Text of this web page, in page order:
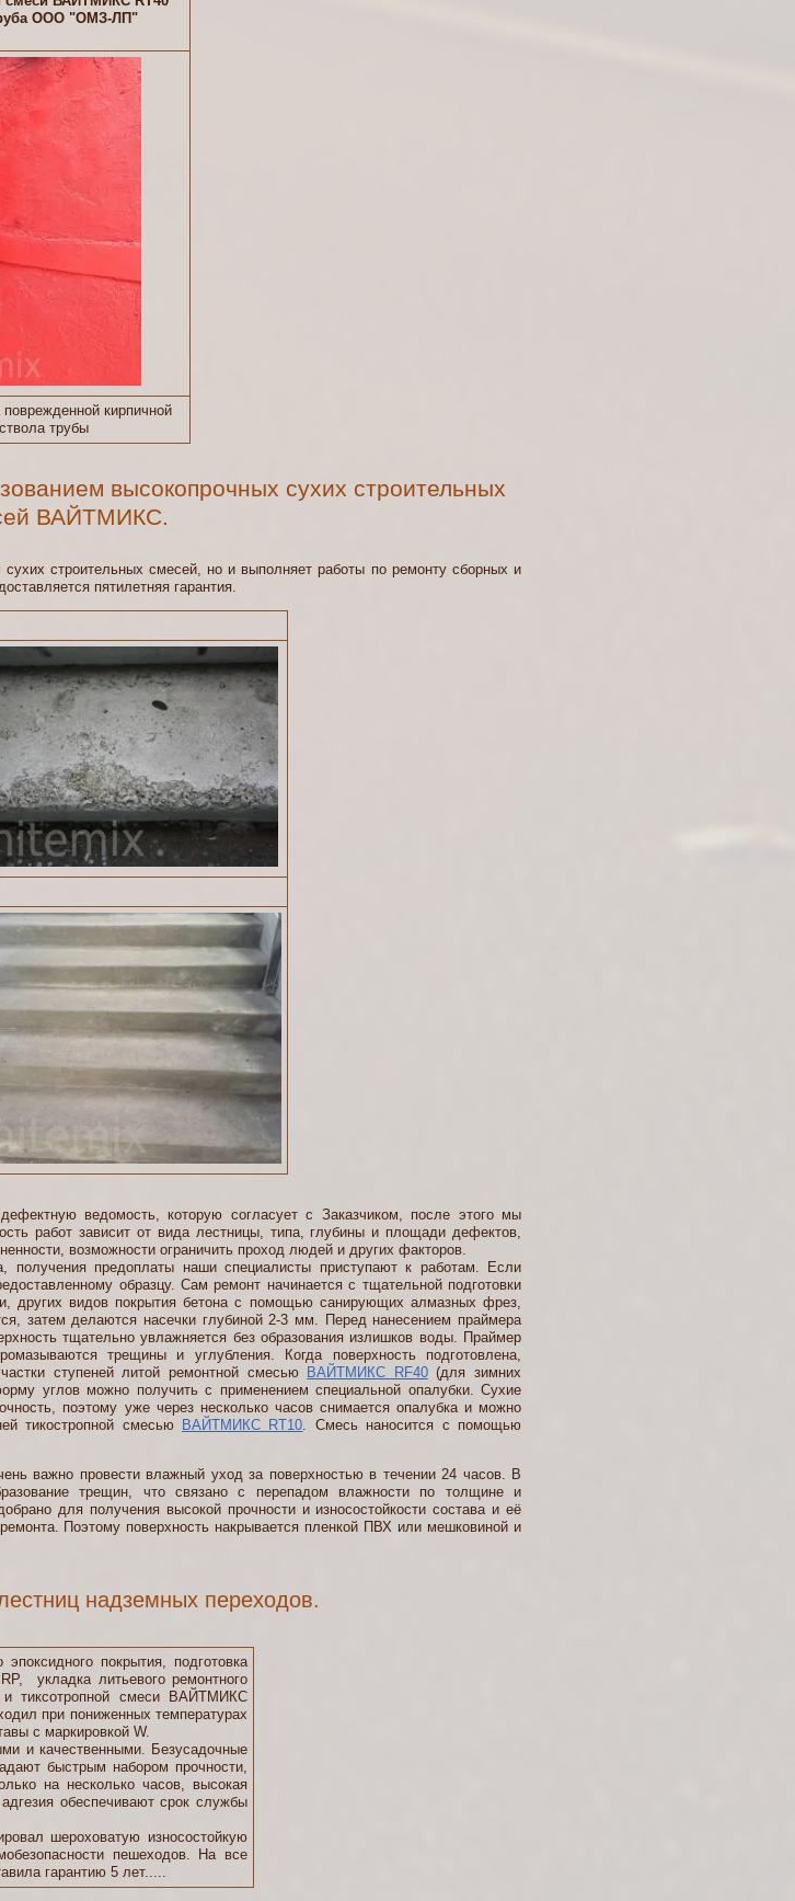
ООО "ОМЗ-ЛП"
кирпичной
трубы
высокопрочных сухих строительных
ВАЙТМИКС.
строительных смесей, но и выполняет работы по ремонту сборных и
пятилетняя гарантия.
ведомость, которую согласует с Заказчиком, после этого мы
работ зависит от вида лестницы, типа, глубины и площади дефектов,
возможности ограничить проход людей и других факторов.
предоплаты наши специалисты приступают к работам. Если
образцу. Сам ремонт начинается с тщательной подготовки
других видов покрытия бетона с помощью санирующих алмазных фрез,
затем делаются насечки глубиной 2-3 мм. Перед нанесением праймера
тщательно увлажняется без образования излишков воды. Праймер
трещины и углубления. Когда поверхность подготовлена,
ступеней литой ремонтной смесью ВАЙТМИКС RF40(для зимних
углов можно получить с применением специальной опалубки. Сухие
поэтому уже через несколько часов снимается опалубка и можно
тикостропной смесью ВАЙТМИКС RT10. Смесь наносится с помощью
важно провести влажный уход за поверхностью в течении 24 часов. В
трещин, что связано с перепадом влажности по толщине и
для получения высокой прочности и износостойкости состава и её
Поэтому поверхность накрывается пленкой ПВХ или мешковиной и
надземных переходов.
покрытия, подготовка
укладка литьевого ремонтного
тиксотропной смеси ВАЙТМИКС
при пониженных температурах
с маркировкой W.
и качественными. Безусадочные
быстрым набором прочности,
на несколько часов, высокая
обеспечивают срок службы
шероховатую износостойкую
пешеходов. На все
гарантию 5 лет.....